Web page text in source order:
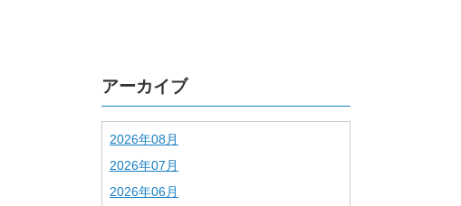
アーカイブ
2026年08月
2026年07月
2026年06月